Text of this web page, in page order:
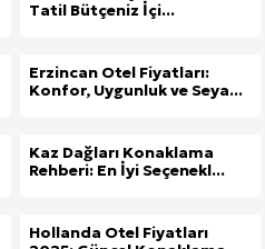
Tatil Bütçeniz İçi...
Erzincan Otel Fiyatları:
Konfor, Uygunluk ve Seya...
Kaz Dağları Konaklama
Rehberi: En İyi Seçenekl...
Hollanda Otel Fiyatları